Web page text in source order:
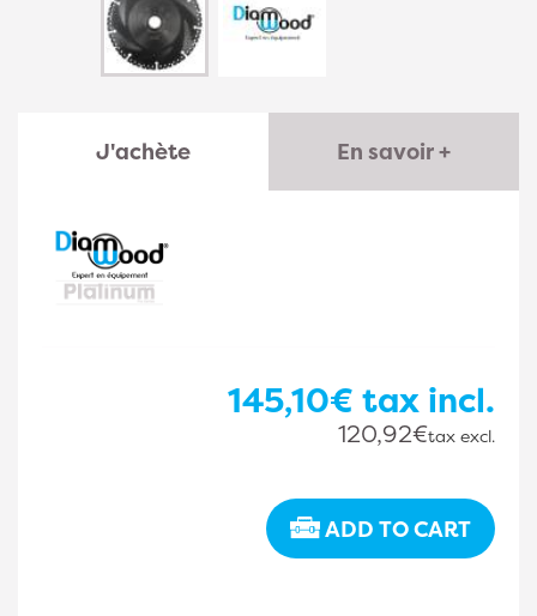
J'achète En savoir +
145,10€ tax incl.
120,92€tax excl.
ADD TO CART